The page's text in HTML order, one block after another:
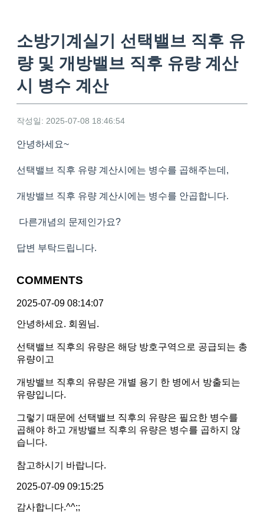
소방기계실기 선택밸브 직후 유
량 및 개방밸브 직후 유량 계산
시 병수 계산
작성일: 2025-07-08 18:46:54
안녕하세요~
선택밸브 직후 유량 계산시에는 병수를 곱해주는데,
개방밸브 직후 유량 계산시에는 병수를 안곱합니다.
다른개념의 문제인가요?
답변 부탁드립니다.
COMMENTS
2025-07-09 08:14:07
안녕하세요. 회원님.
선택밸브 직후의 유량은 해당 방호구역으로 공급되는 총
유량이고
개방밸브 직후의 유량은 개별 용기 한 병에서 방출되는
유량입니다.
그렇기 때문에 선택밸브 직후의 유량은 필요한 병수를
곱해야 하고 개방밸브 직후의 유량은 병수를 곱하지 않
습니다.
참고하시기 바랍니다.
2025-07-09 09:15:25
감사합니다.^^;;